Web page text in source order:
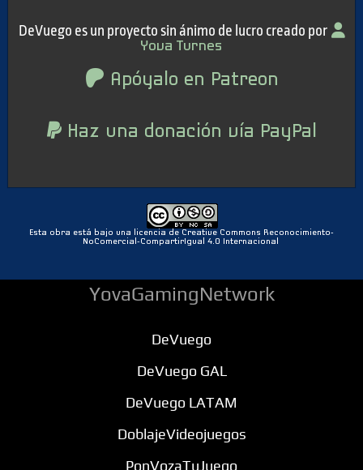
DeVuego es un proyecto sin ánimo de lucro creado por
Yova Turnes
Apóyalo en Patreon
Haz una donación vía PayPal
Esta obra está bajo una licencia de Creative Commons Reconocimiento-
NoComercial-CompartirIgual 4.0 Internacional
YovaGamingNetwork
DeVuego
DeVuego GAL
DeVuego LATAM
DoblajeVideojuegos
PonVozaTuJuego